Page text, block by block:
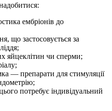
ембріонів до
що застосовується за
яйцеклітин чи сперми;
— препарати для стимуляції
потребує індивідуальний